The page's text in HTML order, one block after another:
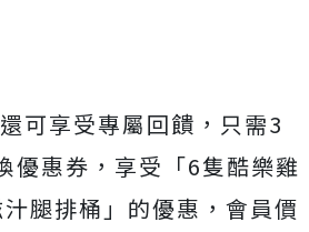
可享受專屬回饋，只需3
優惠券，享受「6隻酷樂雞
腿排桶」的優惠，會員價